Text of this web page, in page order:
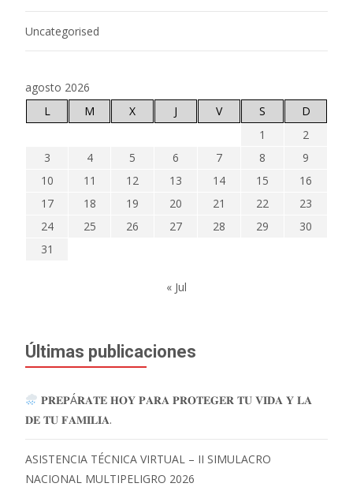
Uncategorised
agosto 2026
L
M X J V S
D
1
2
3
4 5 6 7 8
9
10
11 12 13 14 15
16
17
18 19 20 21 22
23
24
25 26 27 28 29
30
31
« Jul
Últimas publicaciones
𝐏𝐑𝐄𝐏Á𝐑𝐀𝐓𝐄 𝐇𝐎𝐘 𝐏𝐀𝐑𝐀 𝐏𝐑𝐎𝐓𝐄𝐆𝐄𝐑 𝐓𝐔 𝐕𝐈𝐃𝐀 𝐘 𝐋𝐀
𝐃𝐄 𝐓𝐔 𝐅𝐀𝐌𝐈𝐋𝐈𝐀.
ASISTENCIA TÉCNICA VIRTUAL – II SIMULACRO
NACIONAL MULTIPELIGRO 2026